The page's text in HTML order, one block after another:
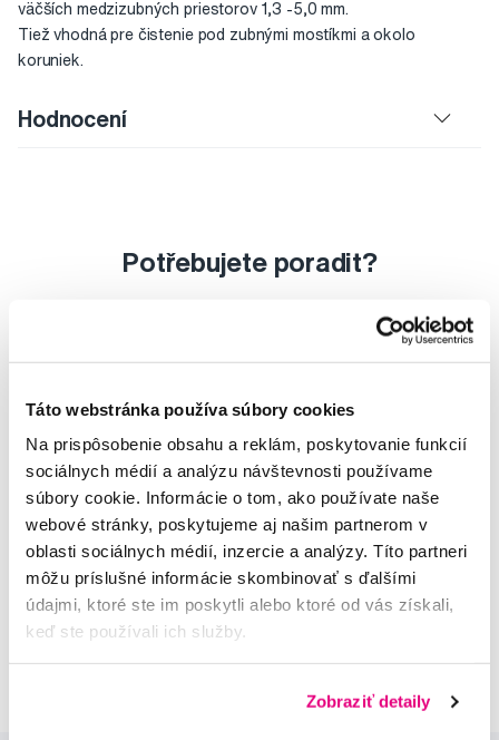
Táto webstránka používa súbory cookies
Na prispôsobenie obsahu a reklám, poskytovanie funkcií
sociálnych médií a analýzu návštevnosti používame
súbory cookie. Informácie o tom, ako používate naše
webové stránky, poskytujeme aj našim partnerom v
oblasti sociálnych médií, inzercie a analýzy. Títo partneri
môžu príslušné informácie skombinovať s ďalšími
údajmi, ktoré ste im poskytli alebo ktoré od vás získali,
keď ste používali ich služby.
Zobraziť detaily
väčších medzizubných priestorov 1,3 -5,0 mm.
Tiež vhodná pre čistenie pod zubnými mostíkmi a okolo
koruniek.
Hodnocení
Potřebujete poradit?
MUDr. Alena Krugová
odborná konzultácia dentálnej
starostlivosti
Lucie Vokůrková
odborná konzultácia dentálnej